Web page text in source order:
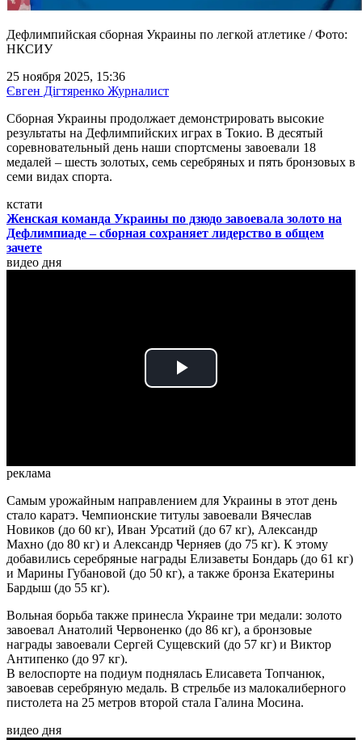
Дефлимпийская сборная Украины по легкой атлетике / Фото:
НКСИУ
25 ноября 2025, 15:36
Євген Дігтяренко Журналист
Сборная Украины продолжает демонстрировать высокие
результаты на Дефлимпийских играх в Токио. В десятый
соревновательный день наши спортсмены завоевали 18
медалей – шесть золотых, семь серебряных и пять бронзовых в
семи видах спорта.
кстати
Женская команда Украины по дзюдо завоевала золото на
Дефлимпиаде – сборная сохраняет лидерство в общем
зачете
видео дня
Play
реклама
Самым урожайным направлением для Украины в этот день
стало каратэ. Чемпионские титулы завоевали Вячеслав
Новиков (до 60 кг), Иван Урсатий (до 67 кг), Александр
Махно (до 80 кг) и Александр Черняев (до 75 кг). К этому
добавились серебряные награды Елизаветы Бондарь (до 61 кг)
и Марины Губановой (до 50 кг), а также бронза Екатерины
Бардыш (до 55 кг).
Вольная борьба также принесла Украине три медали: золото
завоевал Анатолий Червоненко (до 86 кг), а бронзовые
награды завоевали Сергей Сущевский (до 57 кг) и Виктор
Антипенко (до 97 кг).
В велоспорте на подиум поднялась Елисавета Топчанюк,
завоевав серебряную медаль. В стрельбе из малокалиберного
пистолета на 25 метров второй стала Галина Мосина.
видео дня